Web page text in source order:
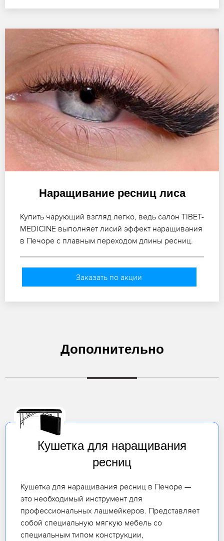
Наращивание ресниц лиса
Купить чарующий взгляд легко, ведь салон TIBET-
MEDICINE выполняет лисий эффект наращивания
в Печоре с плавным переходом длины ресниц.
Заказать по акции
Дополнительно
Кушетка для наращивания
ресниц
Кушетка для наращивания ресниц в Печоре —
это необходимый инструмент для
профессиональных лашмейкеров. Представляет
собой специальную мягкую мебель со
специальным типом конструкции,